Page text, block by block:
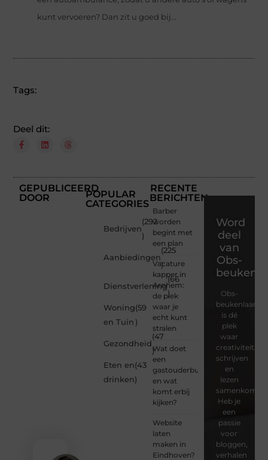
kunt vervoeren? Dan zit u goed bij...
Tags:
Deel dit:
GEPUBLICEERD
DOOR
POPULAR
CATEGORIES
Bedrijven
(292
)
Aanbiedingen
(225
)
Dienstverlening
(66
)
Woning
en Tuin
(59
)
Gezondheid
(47
)
Eten en
drinken
(43
)
RECENTE
BERICHTEN
Barber
worden
begint met
een plan
Vacature
kapper in
Arnhem:
de plek
waar je
echt kunt
stralen
Wat doet
een
gastouderbureau
en wat
komt erbij
kijken?
Website
laten
maken in
Eindhoven?
Word
deel
van
Obs-
Obs-
beukenlaan.nl
is dé
plek
waar
creativiteit,
schrijven
en
lezen
samenkomen.
Heb je
een
passie
voor
bloggen,
verhalen